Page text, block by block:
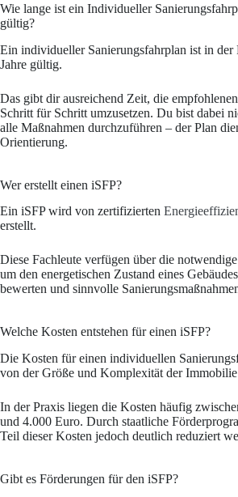
Wie lange ist ein Individueller
gültig?
Ein individueller Sanierungsfahrplan ist in der
Jahre gültig.
Das gibt dir ausreichend Zeit, die
Schritt für Schritt umzusetzen. Du bist dabei
alle Maßnahmen durchzuführen – der Plan
Orientierung.
Wer erstellt einen iSFP?
Ein iSFP wird von zertifizierten
erstellt.
Diese Fachleute verfügen über die
um den energetischen Zustand eines
bewerten und sinnvolle
Welche Kosten entstehen für einen iSFP?
Die Kosten für einen individuellen
von der Größe und Komplexität der Immobilie
In der Praxis liegen die Kosten häufig
und 4.000 Euro. Durch staatliche
Teil dieser Kosten jedoch deutlich reduziert
Gibt es Förderungen für den iSFP?